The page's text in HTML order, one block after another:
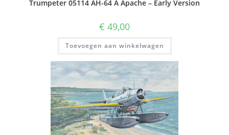
Trumpeter 05114 AH-64 A Apache – Early Version
€ 49,00
Toevoegen aan winkelwagen